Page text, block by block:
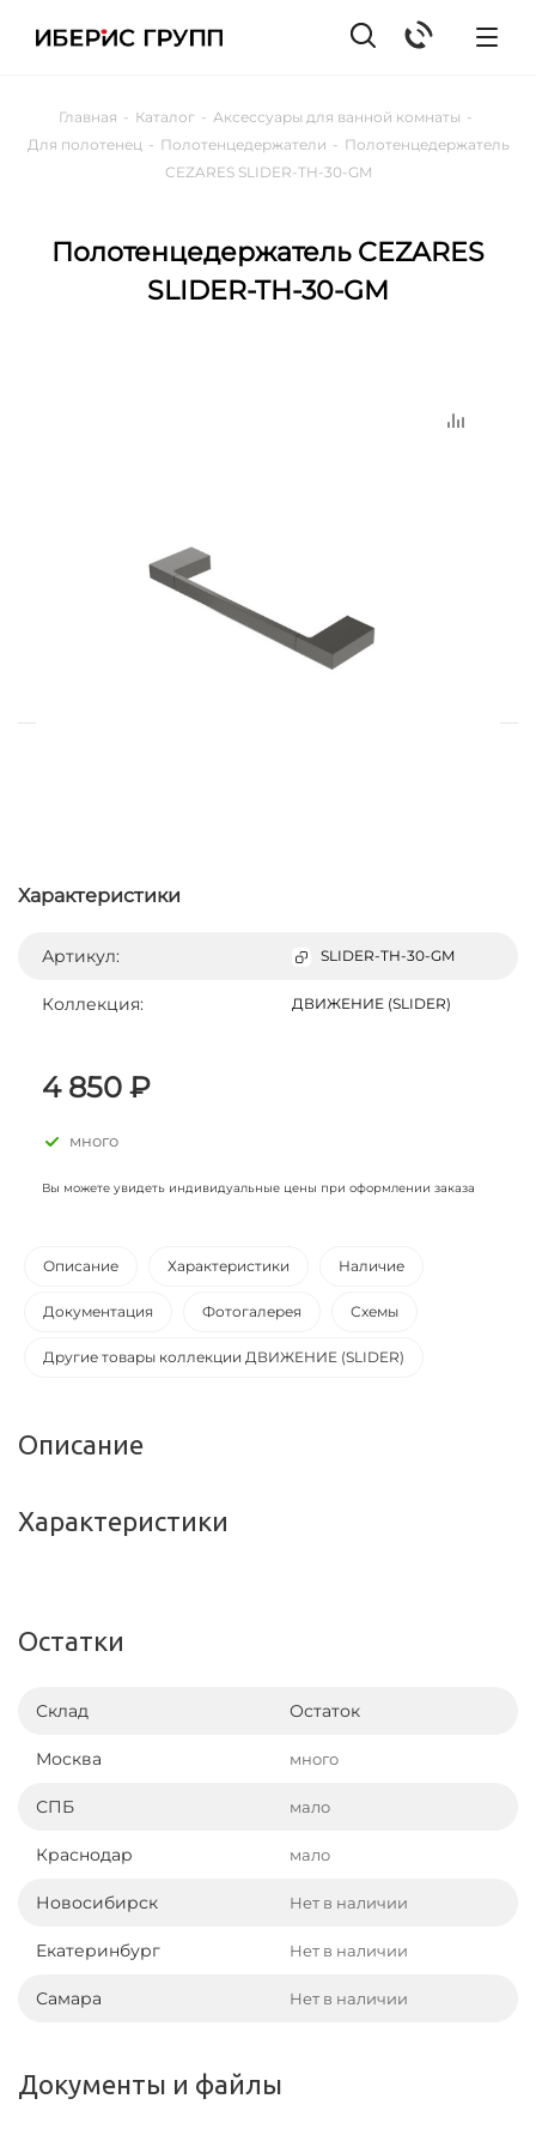
Главная - Каталог - Аксессуары для ванной комнаты -
Для полотенец - Полотенцедержатели - Полотенцедержатель
CEZARES SLIDER-TH-30-GM
Полотенцедержатель CEZARES
SLIDER-TH-30-GM
Характеристики
Артикул: SLIDER-TH-30-GM
Коллекция: ДВИЖЕНИЕ (SLIDER)
4 850 ₽
много
Вы можете увидеть индивидуальные цены при оформлении заказа
Описание Характеристики Наличие
Документация Фотогалерея Схемы
Другие товары коллекции ДВИЖЕНИЕ (SLIDER)
Описание
Характеристики
Остатки
Склад Остаток
Москва много
СПБ мало
Краснодар мало
Новосибирск Нет в наличии
Екатеринбург Нет в наличии
Самара Нет в наличии
Документы и файлы